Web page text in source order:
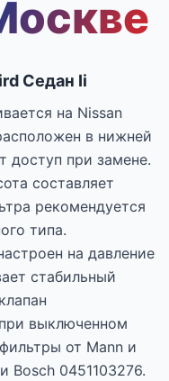
Седан Ii
на Nissan
в нижней
доступ при замене.
составляет
рекомендуется
типа.
на давление
стабильный
выключенном
от Mann и
Bosch 0451103276.